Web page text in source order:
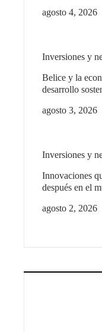
agosto 4, 2026
Inversiones y
Belice y la
desarrollo
agosto 3, 2026
Inversiones y
Innovaciones
después en el
agosto 2, 2026